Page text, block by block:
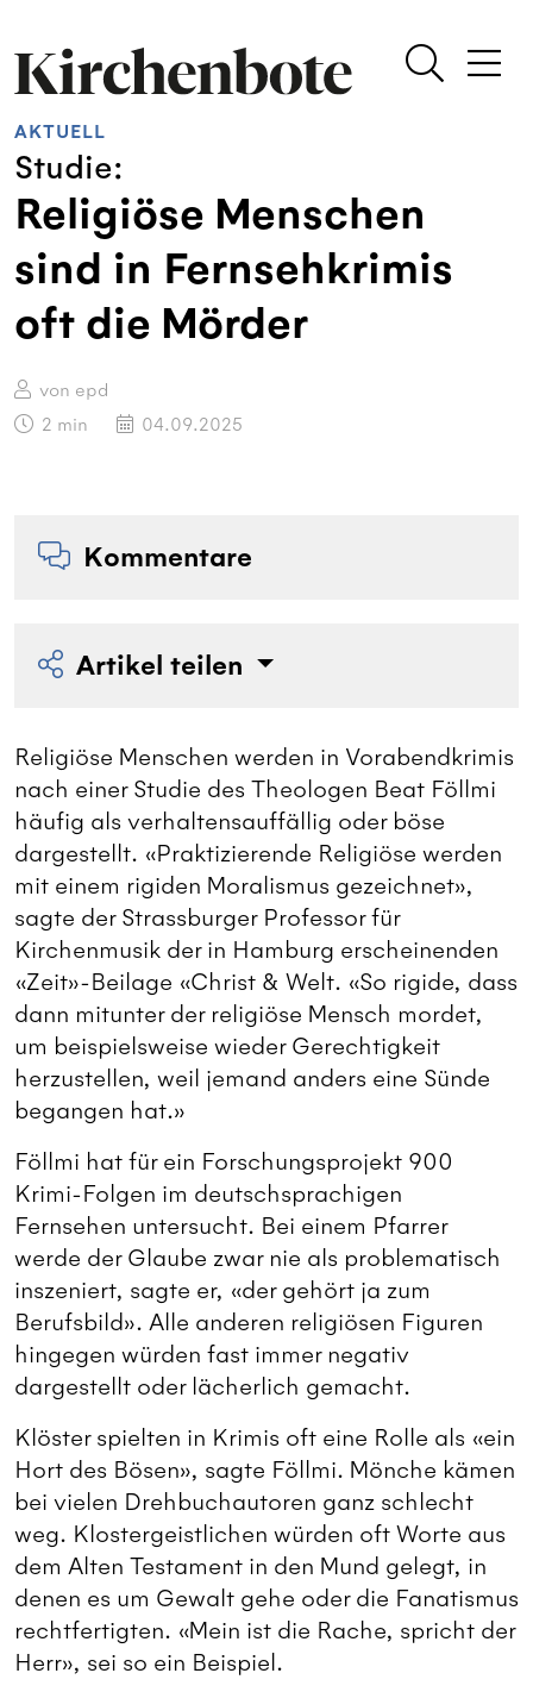
AKTUELL
Studie:
Religiöse Menschen
sind in Fernsehkrimis
oft die Mörder
von epd
2 min 04.09.2025
Kommentare
Artikel teilen
Religiöse Menschen werden in Vorabendkrimis
nach einer Studie des Theologen Beat Föllmi
häufig als verhaltensauffällig oder böse
dargestellt. «Praktizierende Religiöse werden
mit einem rigiden Moralismus gezeichnet»,
sagte der Strassburger Professor für
Kirchenmusik der in Hamburg erscheinenden
«Zeit»-Beilage «Christ & Welt. «So rigide, dass
dann mitunter der religiöse Mensch mordet,
um beispielsweise wieder Gerechtigkeit
herzustellen, weil jemand anders eine Sünde
begangen hat.»
Föllmi hat für ein Forschungsprojekt 900
Krimi-Folgen im deutschsprachigen
Fernsehen untersucht. Bei einem Pfarrer
werde der Glaube zwar nie als problematisch
inszeniert, sagte er, «der gehört ja zum
Berufsbild». Alle anderen religiösen Figuren
hingegen würden fast immer negativ
dargestellt oder lächerlich gemacht.
Klöster spielten in Krimis oft eine Rolle als «ein
Hort des Bösen», sagte Föllmi. Mönche kämen
bei vielen Drehbuchautoren ganz schlecht
weg. Klostergeistlichen würden oft Worte aus
dem Alten Testament in den Mund gelegt, in
denen es um Gewalt gehe oder die Fanatismus
rechtfertigten. «Mein ist die Rache, spricht der
Herr», sei so ein Beispiel.